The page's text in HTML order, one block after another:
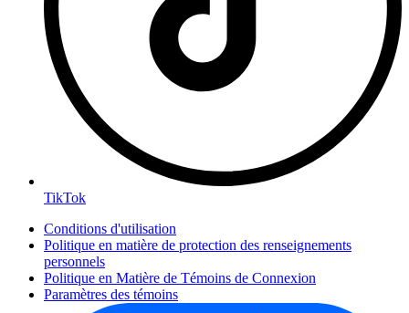
TikTok
Conditions d'utilisation
Politique en matière de protection des renseignements
personnels
Politique en Matière de Témoins de Connexion
Paramètres des témoins